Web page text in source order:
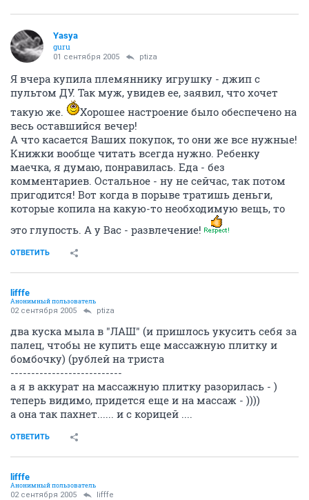
Yasya
guru
01 сентября 2005 ptiza
Я вчера купила племяннику игрушку - джип с
пультом ДУ. Так муж, увидев ее, заявил, что хочет
такую же.
Хорошее настроение было обеспечено на
весь оставшийся вечер!
А что касается Ваших покупок, то они же все нужные!
Книжки вообще читать всегда нужно. Ребенку
маечка, я думаю, понравилась. Еда - без
комментариев. Остальное - ну не сейчас, так потом
пригодится! Вот когда в порыве тратишь деньги,
которые копила на какую-то необходимую вещь, то
это глупость. А у Вас - развлечение!
ОТВЕТИТЬ
lifffe
Анонимный пользователь
02 сентября 2005 ptiza
два куска мыла в "ЛАШ" (и пришлось укусить себя за
палец, чтобы не купить еще массажную плитку и
бомбочку) (рублей на триста
---------------------------
а я в аккурат на массажную плитку разорилась - )
теперь видимо, придется еще и на массаж - ))))
а она так пахнет...... и с корицей ....
ОТВЕТИТЬ
lifffe
Анонимный пользователь
02 сентября 2005 lifffe